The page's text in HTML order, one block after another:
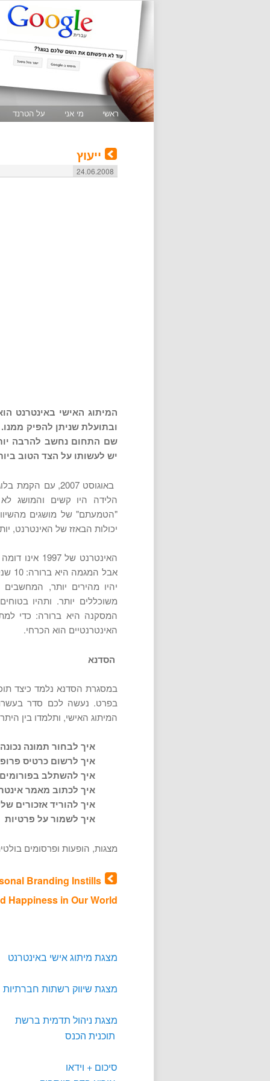
ראשי מי אני על הטרנד
ייעוץ
24.06.2008
המיתוג האישי באינטרנט
ובתועלת שניתן להפיק
שם התחום נחשב להרבה
יש לעשותו על הצד הטוב
באוגוסט 2007,
הלידה היו קשים והמושג
"הטמעתם" של מושגים
יכולות הבאזז של האינטרנט,
יהיו מהירים יותר, המחשבים
משוכללים יותר. ותהיו
המסקנה היא ברורה: כדי
האינטרנטיים הוא הכרחי.
הסדנא
במסגרת הסדנא נלמד כיצד
בפרט. נעשה לכם סדר
המיתוג האישי, ותלמדו בין
איך לבחור תמונה נכונה
איך לרשום כרטיס
איך להשתלב
איך לכתוב מאמר
איך להוריד אזכורים
איך לשמור על פרטיות
מצגות, הופעות ופרסומים
Branding Instills
Happiness in Our World
מצגת מיתוג אישי באינטרנט
מצגת שיווק רשתות חברתיות
מצגת ניהול תדמית ברשת
תוכנית הכנס
סיכום + וידאו